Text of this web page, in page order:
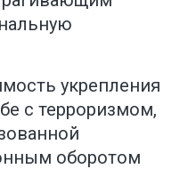
укрепления
с терроризмом,
оборотом